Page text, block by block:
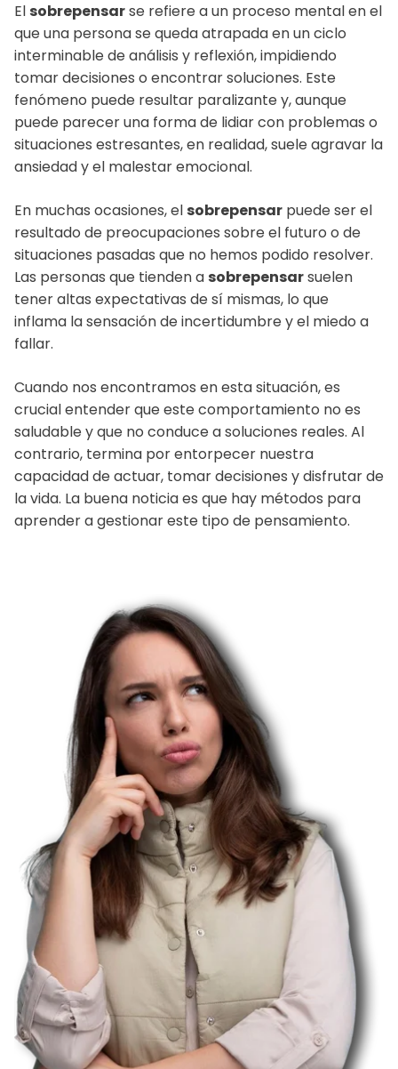
El sobrepensarse refiere a un proceso mental en el
que una persona se queda atrapada en un ciclo
interminable de análisis y reflexión, impidiendo
tomar decisiones o encontrar soluciones. Este
fenómeno puede resultar paralizante y, aunque
puede parecer una forma de lidiar con problemas o
situaciones estresantes, en realidad, suele agravar la
ansiedad y el malestar emocional.
En muchas ocasiones, el sobrepensar puede ser el
resultado de preocupaciones sobre el futuro o de
situaciones pasadas que no hemos podido resolver.
Las personas que tienden a sobrepensarsuelen
tener altas expectativas de sí mismas, lo que
inflama la sensación de incertidumbre y el miedo a
fallar.
Cuando nos encontramos en esta situación, es
crucial entender que este comportamiento no es
saludable y que no conduce a soluciones reales. Al
contrario, termina por entorpecer nuestra
capacidad de actuar, tomar decisiones y disfrutar de
la vida. La buena noticia es que hay métodos para
aprender a gestionar este tipo de pensamiento.